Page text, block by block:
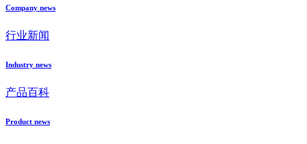
Company news
行业新闻
Industry news
产品百科
Product news